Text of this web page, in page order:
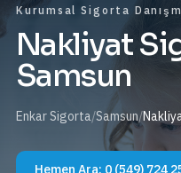
Kurumsal Sigorta
Nakliyat
Samsun
Enkar Sigorta/Samsun/
Hemen Ara: 0 (549) 724